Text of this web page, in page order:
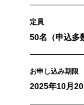
定員
50名（申込多
お申し込み期限
2025年10月